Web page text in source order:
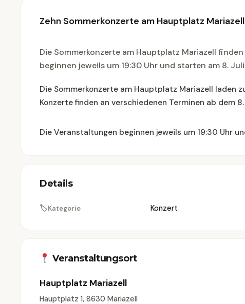
Zehn Sommerkonzerte am Hauptplatz
Die Sommerkonzerte am Hauptplatz Mariazell
beginnen jeweils um 19:30 Uhr und starten am 8.
Die Sommerkonzerte am Hauptplatz Mariazell laden
Konzerte finden an verschiedenen Terminen ab dem
Die Veranstaltungen beginnen jeweils um 19:30 Uhr
Details
🏷Kategorie Konzert
Veranstaltungsort
Hauptplatz Mariazell
Hauptplatz 1, 8630 Mariazell